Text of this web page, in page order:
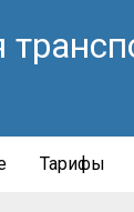
Тарифы